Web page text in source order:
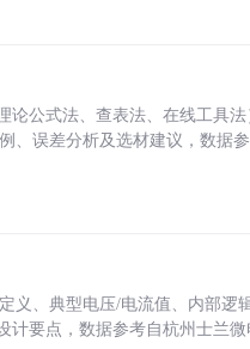
公式法、查表法、在线工具
、误差分析及选材建议，数据
义、典型电压/电流值、内部逻
要点，数据参考自杭州士兰